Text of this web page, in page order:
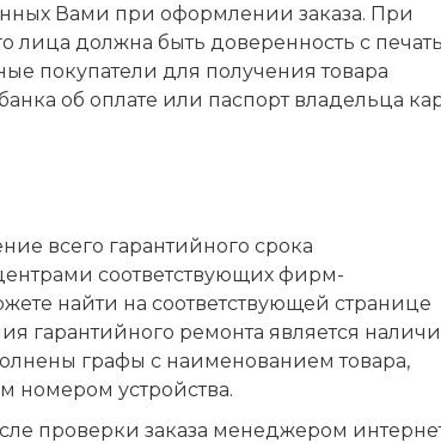
Вами при оформлении заказа. При
лица должна быть доверенность с
покупатели для получения товара
об оплате или паспорт владельца
всего гарантийного срока
соответствующих фирм-
найти на соответствующей странице
гарантийного ремонта является
графы с наименованием товара,
номером устройства.
проверки заказа менеджером